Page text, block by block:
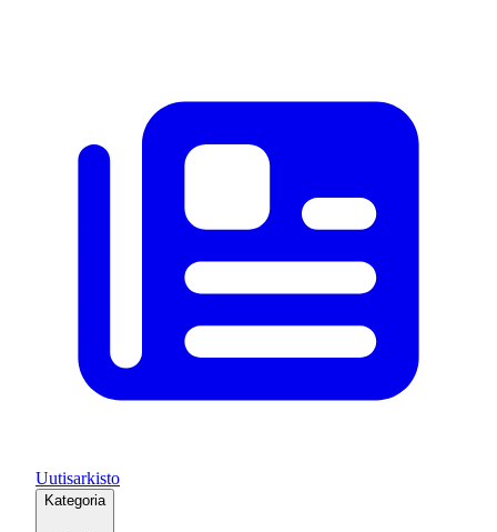
Uutisarkisto
Kategoria